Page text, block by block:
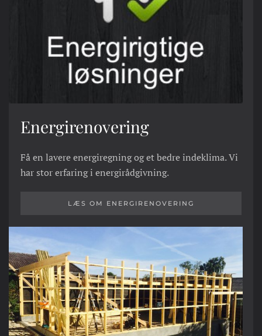
Energirenovering
Få en lavere energiregning og et bedre indeklima. Vi
har stor erfaring i energirådgivning.
LÆS OM ENERGIRENOVERING